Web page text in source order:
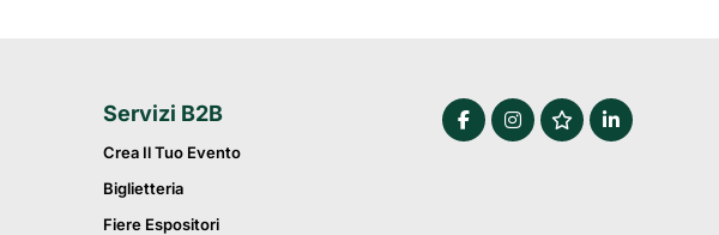
Servizi B2B
Crea Il Tuo Evento
Biglietteria
Fiere Espositori